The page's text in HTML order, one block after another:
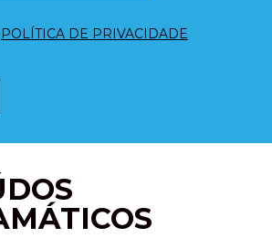
POLÍTICA DE PRIVACIDADE